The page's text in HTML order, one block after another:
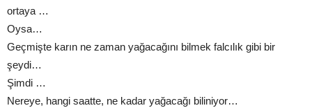
ortaya …
Oysa…
Geçmişte karın ne zaman yağacağını bilmek falcılık gibi bir
şeydi…
Şimdi …
Nereye, hangi saatte, ne kadar yağacağı biliniyor…